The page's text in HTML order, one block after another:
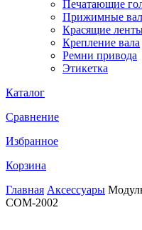
Печатающие
Прижимные
Красящие
Крепление вала
Ремни привода
Этикетка
Каталог
Сравнение
Избранное
Корзина
Главная Аксессуары
COM-2002